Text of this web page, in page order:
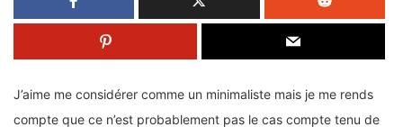
J’aime me considérer comme un minimaliste mais je me rends
compte que ce n’est probablement pas le cas compte tenu de